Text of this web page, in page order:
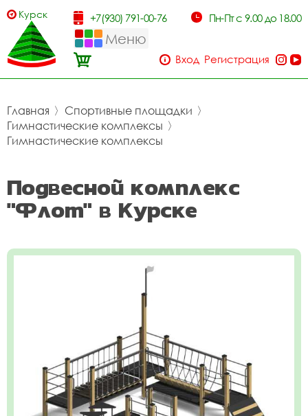
Курск +7(930) 791-00-76 Пн-Пт с 9.00 до 18.00
Меню
Вход Регистрация
Главная 〉 Спортивные площадки 〉
Гимнастические комплексы 〉
Гимнастические комплексы
Подвесной комплекс
"Флот" в Курске